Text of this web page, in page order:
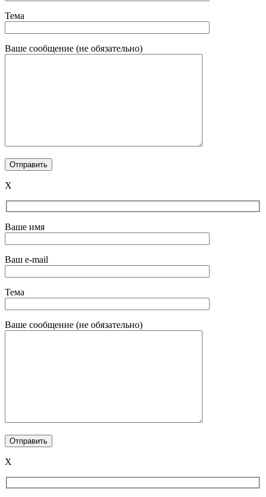
Тема
Ваше сообщение (не обязательно)
X
Ваше имя
Ваш e-mail
Тема
Ваше сообщение (не обязательно)
X